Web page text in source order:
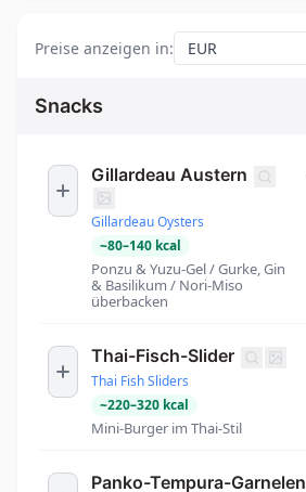
Preise anzeigen in:
Snacks
Gillardeau Austern
Gillardeau Oysters
~80–140 kcal
Ponzu & Yuzu-Gel / Gurke, Gin
& Basilikum / Nori-Miso
überbacken
Thai-Fisch-Slider
Thai Fish Sliders
~220–320 kcal
Mini-Burger im Thai-Stil
Panko-Tempura-Garnelen